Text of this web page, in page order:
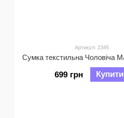
Артикул: 2345
699 грн Купити